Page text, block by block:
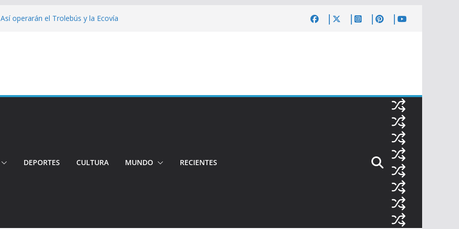
operarán el Trolebús y la Ecovía
sin vida a dos jóvenes quiteños
DEPORTES CULTURA MUNDO RECIENTES